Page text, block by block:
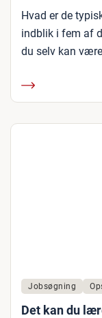
Hvad er de
indblik i fem af
du selv kan
Jobsøgning
Det kan du